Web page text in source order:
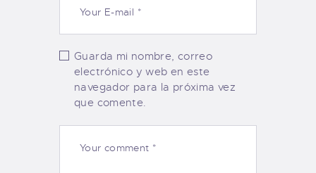
Guarda mi nombre, correo
electrónico y web en este
navegador para la próxima vez
que comente.